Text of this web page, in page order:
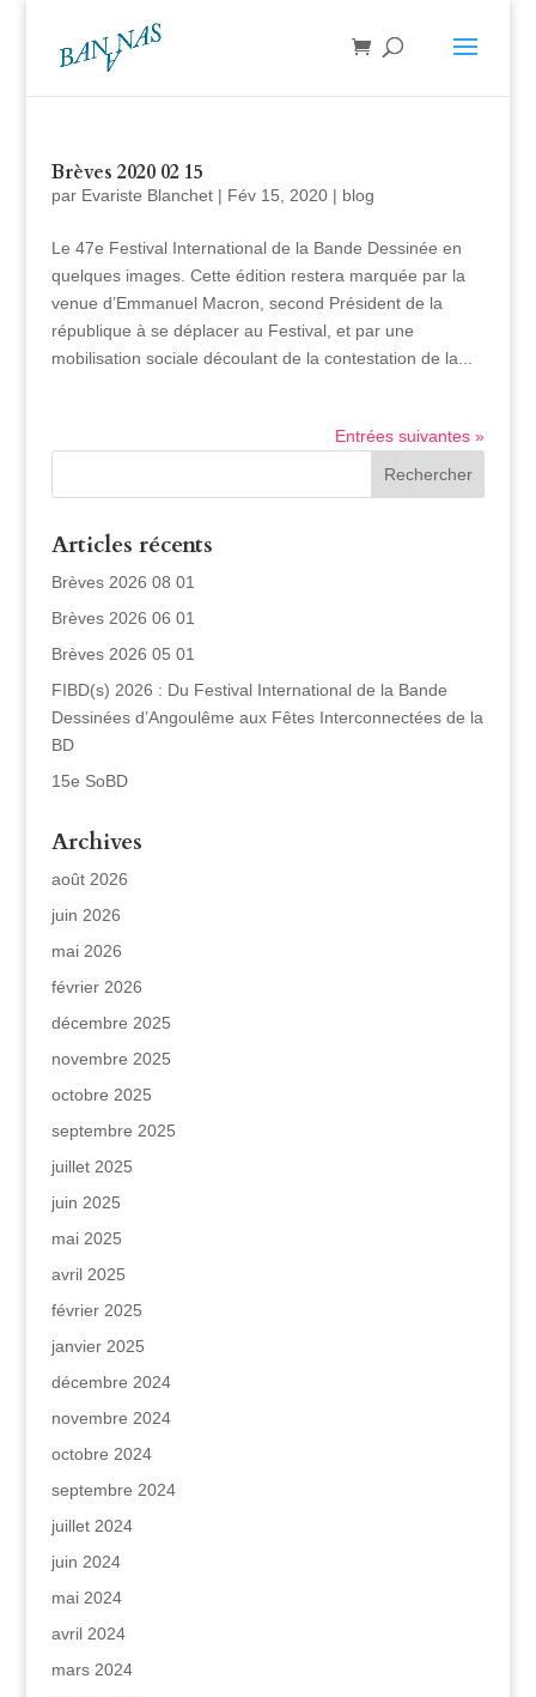
Brèves 2020 02 15
par Evariste Blanchet| Fév 15, 2020| blog
Le 47e Festival International de la Bande Dessinée en
quelques images. Cette édition restera marquée par la
venue d’Emmanuel Macron, second Président de la
république à se déplacer au Festival, et par une
mobilisation sociale découlant de la contestation de la...
Entrées suivantes »
Articles récents
Brèves 2026 08 01
Brèves 2026 06 01
Brèves 2026 05 01
FIBD(s) 2026 : Du Festival International de la Bande
Dessinées d’Angoulême aux Fêtes Interconnectées de la
BD
15e SoBD
Archives
août 2026
juin 2026
mai 2026
février 2026
décembre 2025
novembre 2025
octobre 2025
septembre 2025
juillet 2025
juin 2025
mai 2025
avril 2025
février 2025
janvier 2025
décembre 2024
novembre 2024
octobre 2024
septembre 2024
juillet 2024
juin 2024
mai 2024
avril 2024
mars 2024